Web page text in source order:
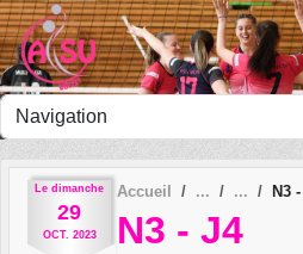
Le dimanche
29
OCT. 2023
Accueil N3
N3 - J4
Panneau de gestion des cookies